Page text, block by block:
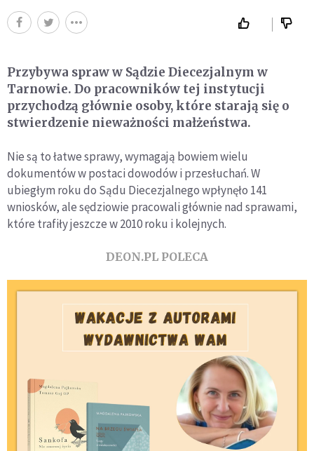
Przybywa spraw w Sądzie Diecezjalnym w
Tarnowie. Do pracowników tej instytucji
przychodzą głównie osoby, które starają się o
stwierdzenie nieważności małżeństwa.
Nie są to łatwe sprawy, wymagają bowiem wielu
dokumentów w postaci dowodów i przesłuchań. W
ubiegłym roku do Sądu Diecezjalnego wpłynęło 141
wniosków, ale sędziowie pracowali głównie nad sprawami,
które trafiły jeszcze w 2010 roku i kolejnych.
DEON.PL POLECA